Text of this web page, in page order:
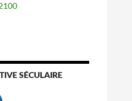
SÉCULAIRE